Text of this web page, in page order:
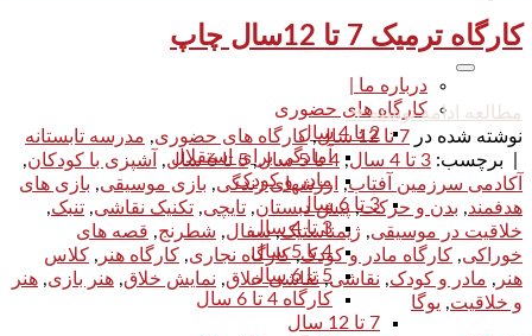
درباره ما |
کارگاه های حضوری
2 تا 4 سال
آمادگی برای استقلال
مادر و کودک
3 تا 6 سال
3 تا 4 سال
4 تا 5 سال
5 تا 6 سال
کارگاه 4 تا 6 سال
7 تا 12 سال
کارگاه ترمیک 7 تا 12سال چاپ
مطالعه ادامه نوشته→
نوشته شده در 7 تا 12 سال ,کارگاه های حضوری, مدرسه تابستانه
برچسب: 3 تا 4 سال , 4 تا 5 سال ,5 تا 6 سال , آشپزی با کودکان,
آکادمی سرزمین آفتاب, ارزشهای زندگی, بازی موسیقی, بازی های
هدفمند, بدن و حرکت,پیش دبستان, تایچی, تکنیک نقاشی, تنبک,
خلاقیت در موسیقی, ژیمناستیک,سفال, شطرنج, قصه های
خوراکی, کارگاه مادر و کودک,کارگاه نجاری, کارگاه هنر , کلاس
هنر , مادر و کودک, نقاشی,نقاشی خلاق, نمایش خلاق, هنر بازی, هنر
و خلاقیت, یوگا